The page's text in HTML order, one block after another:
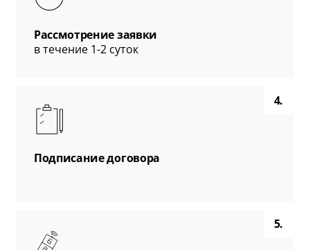
Рассмотрение заявки
в течение 1-2 суток
4.
Подписание договора
5.